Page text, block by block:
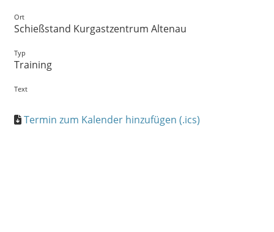
Ort
Schießstand Kurgastzentrum Altenau
Typ
Training
Text
Termin zum Kalender hinzufügen (.ics)